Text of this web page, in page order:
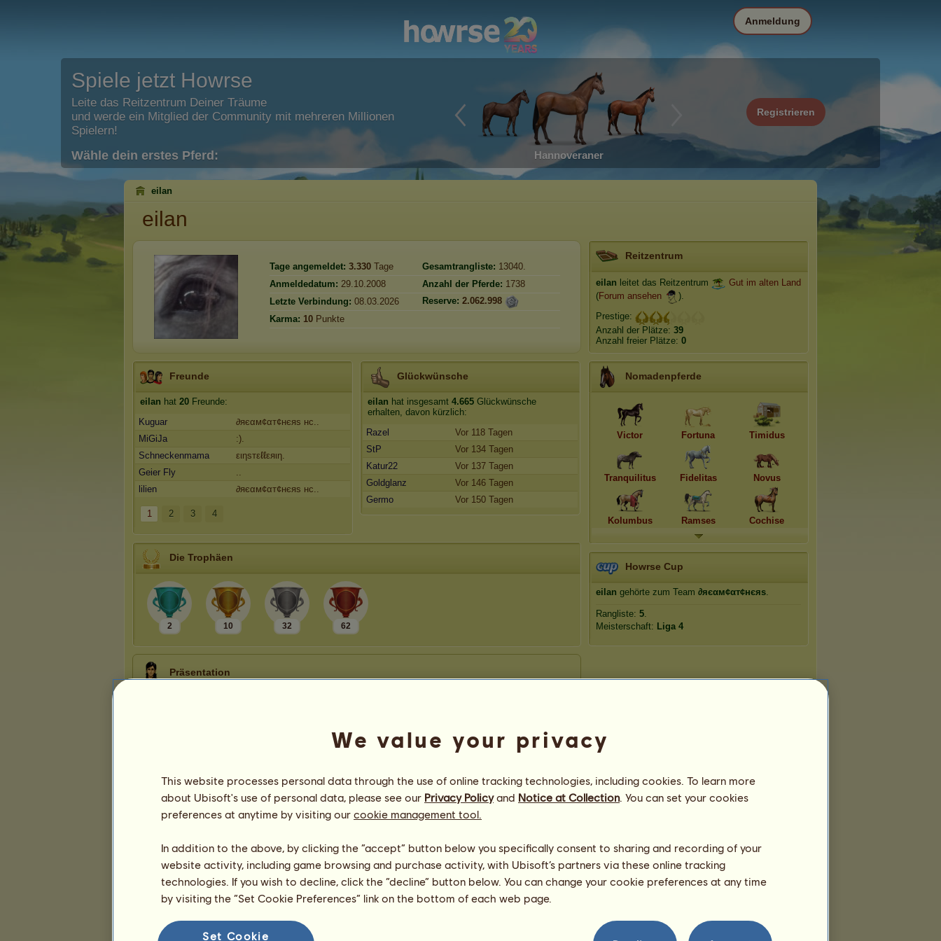
Spiele jetzt Howrse
Leite das Reitzentrum Deiner Träume
und werde ein Mitglied der Community mit mehreren Millionen
Spielern!
Wähle dein erstes Pferd: Hannoveraner
Registrieren
Anmeldung
eilan
eilan
Tage angemeldet: 3.330 Tage Gesamtrangliste: 13040.
Anmeldedatum: 29.10.2008 Anzahl der Pferde: 1738
Letzte Verbindung: 08.03.2026 Reserve: 2.062.998
Karma: 10 Punkte
Freunde
eilan hat 20 Freunde:
Kuguar
∂яєαм¢αт¢нєяѕ нc..
MiGiJa
:).
Schneckenmama
ειηsтεℓℓεяιη.
Geier Fly
..
lilien
∂яєαм¢αт¢нєяѕ нc..
1 2 3 4
Glückwünsche
eilan hat insgesamt 4.665 Glückwünsche
erhalten, davon kürzlich:
Razel
Vor 118 Tagen
StP
Vor 134 Tagen
Katur22
Vor 137 Tagen
Goldglanz
Vor 146 Tagen
Germo
Vor 150 Tagen
Die Trophäen
2 10 32 62
Präsentation
Reitzentrum
eilan leitet das Reitzentrum
Gut im alten Land
(Forum ansehen
).
Prestige:
Anzahl der Plätze: 39
Anzahl freier Plätze: 0
Nomadenpferde
Victor Fortuna Timidus
Tranquilitus Fidelitas Novus
Kolumbus Ramses Cochise
Howrse Cup
eilan gehörte zum Team ∂яєαм¢αт¢нєяѕ.
Rangliste: 5.
Meisterschaft: Liga 4
We value your privacy
This website processes personal data through the use of online tracking technologies, including cookies. To learn more
about Ubisoft's use of personal data, please see our Privacy Policyand Notice at Collection. You can set your cookies
preferences at anytime by visiting our cookie management tool.
In addition to the above, by clicking the “accept” button below you specifically consent to sharing and recording of your
website activity, including game browsing and purchase activity, with Ubisoft’s partners via these online tracking
technologies. If you wish to decline, click the “decline” button below. You can change your cookie preferences at any time
by visiting the “Set Cookie Preferences” link on the bottom of each web page.
Set Cookie